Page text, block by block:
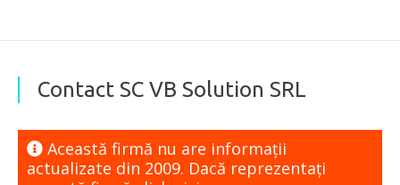
Contact SC VB Solution SRL
Această firmă nu are informaţii
actualizate din 2009. Dacă reprezentaţi